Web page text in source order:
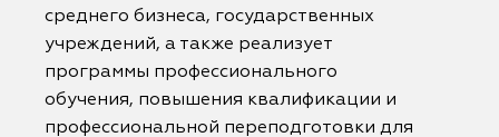
среднего бизнеса, государственных
учреждений, а также реализует
программы профессионального
обучения, повышения квалификации и
профессиональной переподготовки для